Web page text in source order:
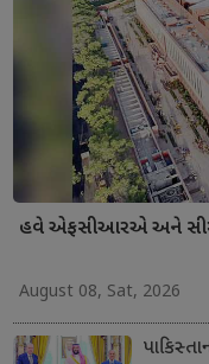
હવે એફસીઆરએ અને
August 08, Sat, 2026